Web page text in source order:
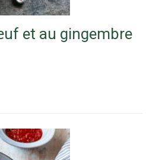
et au gingembre